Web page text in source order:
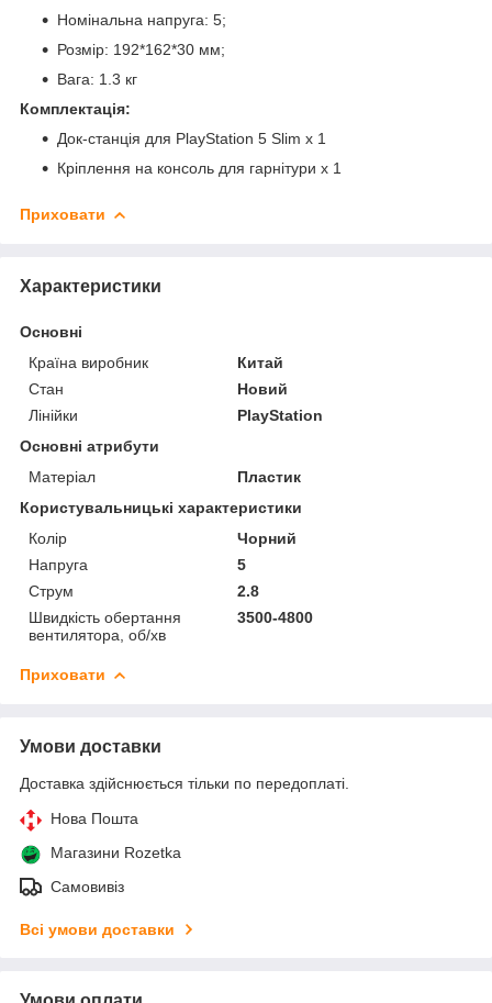
Номінальна напруга: 5;
Розмір: 192*162*30 мм;
Вага: 1.3 кг
Комплектація:
Док-станція для PlayStation 5 Slim x 1
Кріплення на консоль для гарнітури х 1
Приховати
Характеристики
Основні
Країна виробник
Китай
Стан
Новий
Лінійки
PlayStation
Основні атрибути
Матеріал
Пластик
Користувальницькі характеристики
Колір
Чорний
Напруга
5
Струм
2.8
Швидкість обертання
вентилятора, об/хв
3500-4800
Приховати
Умови доставки
Доставка здійснюється тільки по передоплаті.
Нова Пошта
Магазини Rozetka
Самовивіз
Всі умови доставки